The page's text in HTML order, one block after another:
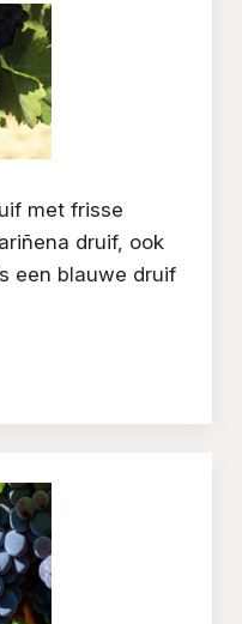
met frisse
druif, ook
een blauwe druif